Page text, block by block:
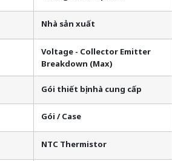
Nhà sản xuất
Voltage - Collector Emitter
Breakdown (Max)
Gói thiết bị nhà cung cấp
Gói / Case
NTC Thermistor